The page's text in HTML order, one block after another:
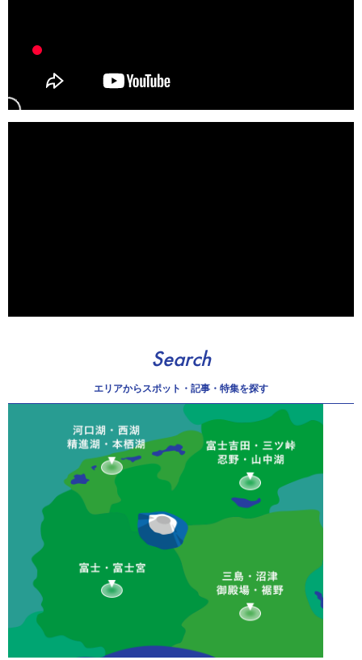
Search
エリアからスポット・記事・特集を探す